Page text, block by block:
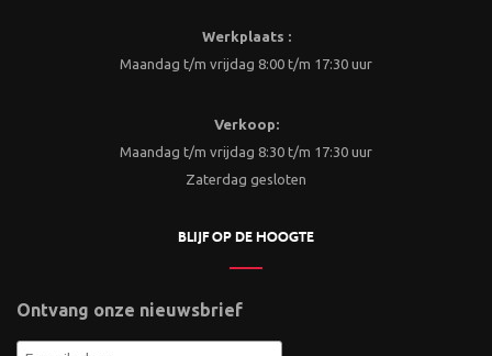
Werkplaats :
Maandag t/m vrijdag 8:00 t/m 17:30 uur
Verkoop:
Maandag t/m vrijdag 8:30 t/m 17:30 uur
Zaterdag gesloten
BLIJF OP DE HOOGTE
Ontvang onze nieuwsbrief